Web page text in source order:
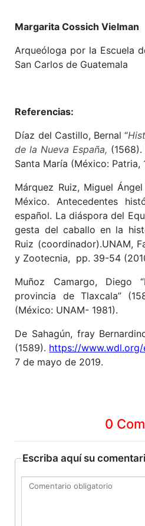
Margarita Cossich Vielman
Arqueóloga por la Escuela
San Carlos de Guatemala
Referencias:
Díaz del Castillo, Bernal “
de la Nueva España,
Santa María (México: Patria,
Márquez Ruiz, Miguel
México. Antecedentes
español. La diáspora del
gesta del caballo en la
Ruiz (coordinador).UNAM,
y Zootecnia, pp. 39-54
Muñoz Camargo, Diego
provincia de Tlaxcala”
(México: UNAM- 1981).
De Sahagún, fray
(1589). https://
7 de mayo de 2019.
0
Escriba aquí su